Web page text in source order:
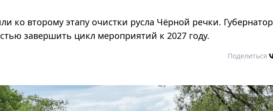
ко второму этапу очистки русла Чёрной речки. Губернатор
завершить цикл мероприятий к 2027 году.
Поделиться